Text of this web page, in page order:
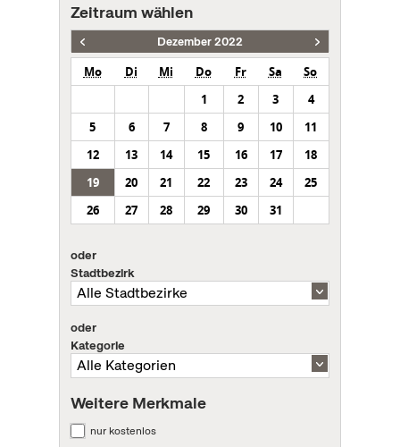
Zeitraum wählen
Dezember 2022
Mo Di Mi Do Fr Sa
So
1
2 3
4
5
6 7 8 9 10
11
12
13 14 15 16 17
18
19
20 21 22 23 24
25
26
27 28 29 30 31
oder
Stadtbezirk
oder
Kategorie
Weitere Merkmale
nur kostenlos